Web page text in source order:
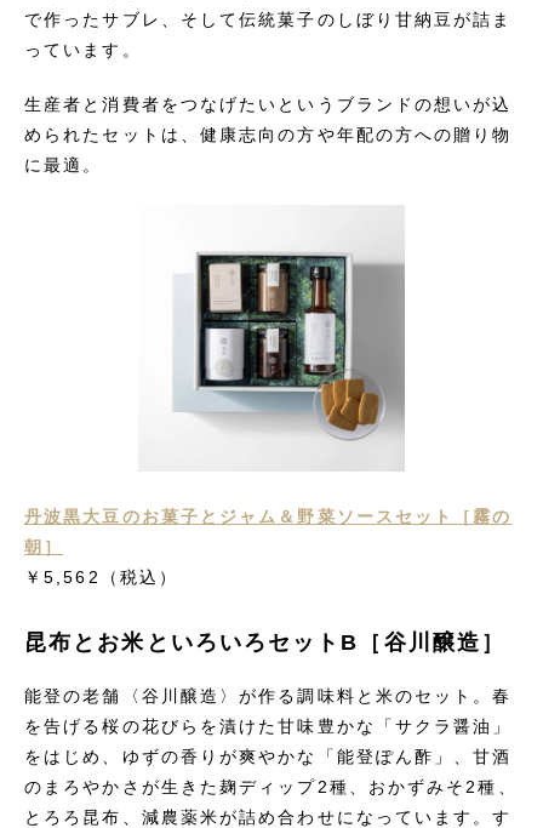
で作ったサブレ、そして伝統菓子のしぼり甘納豆が詰ま
っています。
生産者と消費者をつなげたいというブランドの想いが込
められたセットは、健康志向の方や年配の方への贈り物
に最適。
丹波黒大豆のお菓子とジャム＆野菜ソースセット［霧の
朝］
￥5,562
（税込）
昆布とお米といろいろセットB［谷川醸造］
能登の老舗〈谷川醸造〉が作る調味料と米のセット。春
を告げる桜の花びらを漬けた甘味豊かな「サクラ醤油」
をはじめ、ゆずの香りが爽やかな「能登ぽん酢」、甘酒
のまろやかさが生きた麹ディップ2種、おかずみそ2種、
とろろ昆布、減農薬米が詰め合わせになっています。す